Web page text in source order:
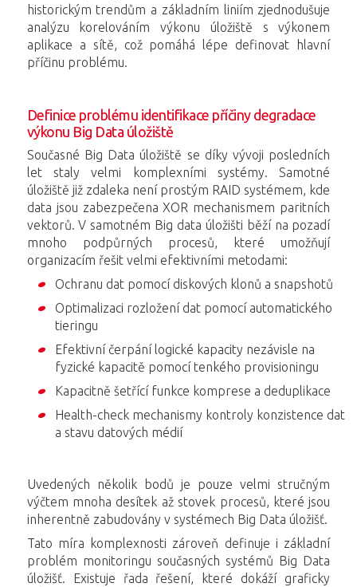
historickým trendům a základním liniím zjednodušuje
analýzu korelováním výkonu úložiště s výkonem
aplikace a sítě, což pomáhá lépe definovat hlavní
příčinu problému.
Definice problému identifikace příčiny degradace
výkonu Big Data úložiště
Současné Big Data úložiště se díky vývoji posledních
let staly velmi komplexními systémy. Samotné
úložiště již zdaleka není prostým RAID systémem, kde
data jsou zabezpečena XOR mechanismem paritních
vektorů. V samotném Big data úložišti běží na pozadí
mnoho podpůrných procesů, které umožňují
organizacím řešit velmi efektivními metodami:
Ochranu dat pomocí diskových klonů a snapshotů
Optimalizaci rozložení dat pomocí automatického
tieringu
Efektivní čerpání logické kapacity nezávisle na
fyzické kapacitě pomocí tenkého provisioningu
Kapacitně šetřící funkce komprese a deduplikace
Health-check mechanismy kontroly konzistence dat
a stavu datových médií
Uvedených několik bodů je pouze velmi stručným
výčtem mnoha desítek až stovek procesů, které jsou
inherentně zabudovány v systémech Big Data úložišť.
Tato míra komplexnosti zároveň definuje i základní
problém monitoringu současných systémů Big Data
úložišť. Existuje řada řešení, které dokáží graficky